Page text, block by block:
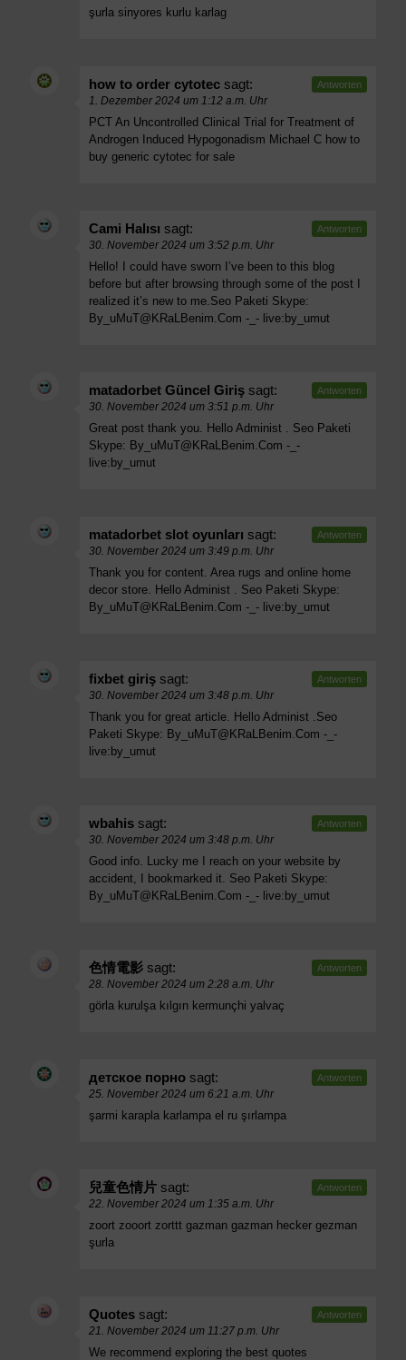
şurla sinyores kurlu karlag
how to order cytotec sagt:
1. Dezember 2024 um 1:12 a.m. Uhr
PCT An Uncontrolled Clinical Trial for Treatment of
Androgen Induced Hypogonadism Michael C how to
buy generic cytotec for sale
Antworten
Cami Halısı sagt:
30. November 2024 um 3:52 p.m. Uhr
Hello! I could have sworn I’ve been to this blog
before but after browsing through some of the post I
realized it’s new to me.Seo Paketi Skype:
By_uMuT@KRaLBenim.Com -_- live:by_umut
Antworten
matadorbet Güncel Giriş sagt:
30. November 2024 um 3:51 p.m. Uhr
Great post thank you. Hello Administ . Seo Paketi
Skype: By_uMuT@KRaLBenim.Com -_-
live:by_umut
Antworten
matadorbet slot oyunları sagt:
30. November 2024 um 3:49 p.m. Uhr
Thank you for content. Area rugs and online home
decor store. Hello Administ . Seo Paketi Skype:
By_uMuT@KRaLBenim.Com -_- live:by_umut
Antworten
fixbet giriş sagt:
30. November 2024 um 3:48 p.m. Uhr
Thank you for great article. Hello Administ .Seo
Paketi Skype: By_uMuT@KRaLBenim.Com -_-
live:by_umut
Antworten
wbahis sagt:
30. November 2024 um 3:48 p.m. Uhr
Good info. Lucky me I reach on your website by
accident, I bookmarked it. Seo Paketi Skype:
By_uMuT@KRaLBenim.Com -_- live:by_umut
Antworten
色情電影 sagt:
28. November 2024 um 2:28 a.m. Uhr
görla kurulşa kılgın kermunçhi yalvaç
Antworten
детское порно sagt:
25. November 2024 um 6:21 a.m. Uhr
şarmi karapla karlampa el ru şırlampa
Antworten
兒童色情片 sagt:
22. November 2024 um 1:35 a.m. Uhr
zoort zooort zorttt gazman gazman hecker gezman
şurla
Antworten
Quotes sagt:
21. November 2024 um 11:27 p.m. Uhr
We recommend exploring the best quotes
Antworten